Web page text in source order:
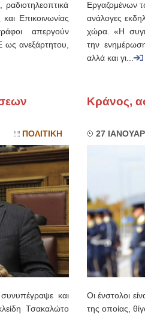
Επικοινωνίας
απεργούν
ανεξάρτητου,
Εργαζομένων
ανάλογες
χώρα. «Η
την
αλλά και γι...
ΠΟΛΙΤΙΚΗ
και
Τσακαλώτο
Κράνος,
27
Οι ένστολοι
της οποίας,